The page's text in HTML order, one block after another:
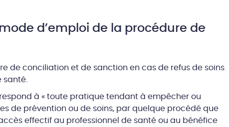
d’emploi de la procédure de
de conciliation et de sanction en cas de refus de soins
à « toute pratique tendant à empêcher ou
de prévention ou de soins, par quelque procédé que
effectif au professionnel de santé ou au bénéfice